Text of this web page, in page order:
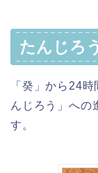
たんじろ
「癸」から24
んじろう」への
す。